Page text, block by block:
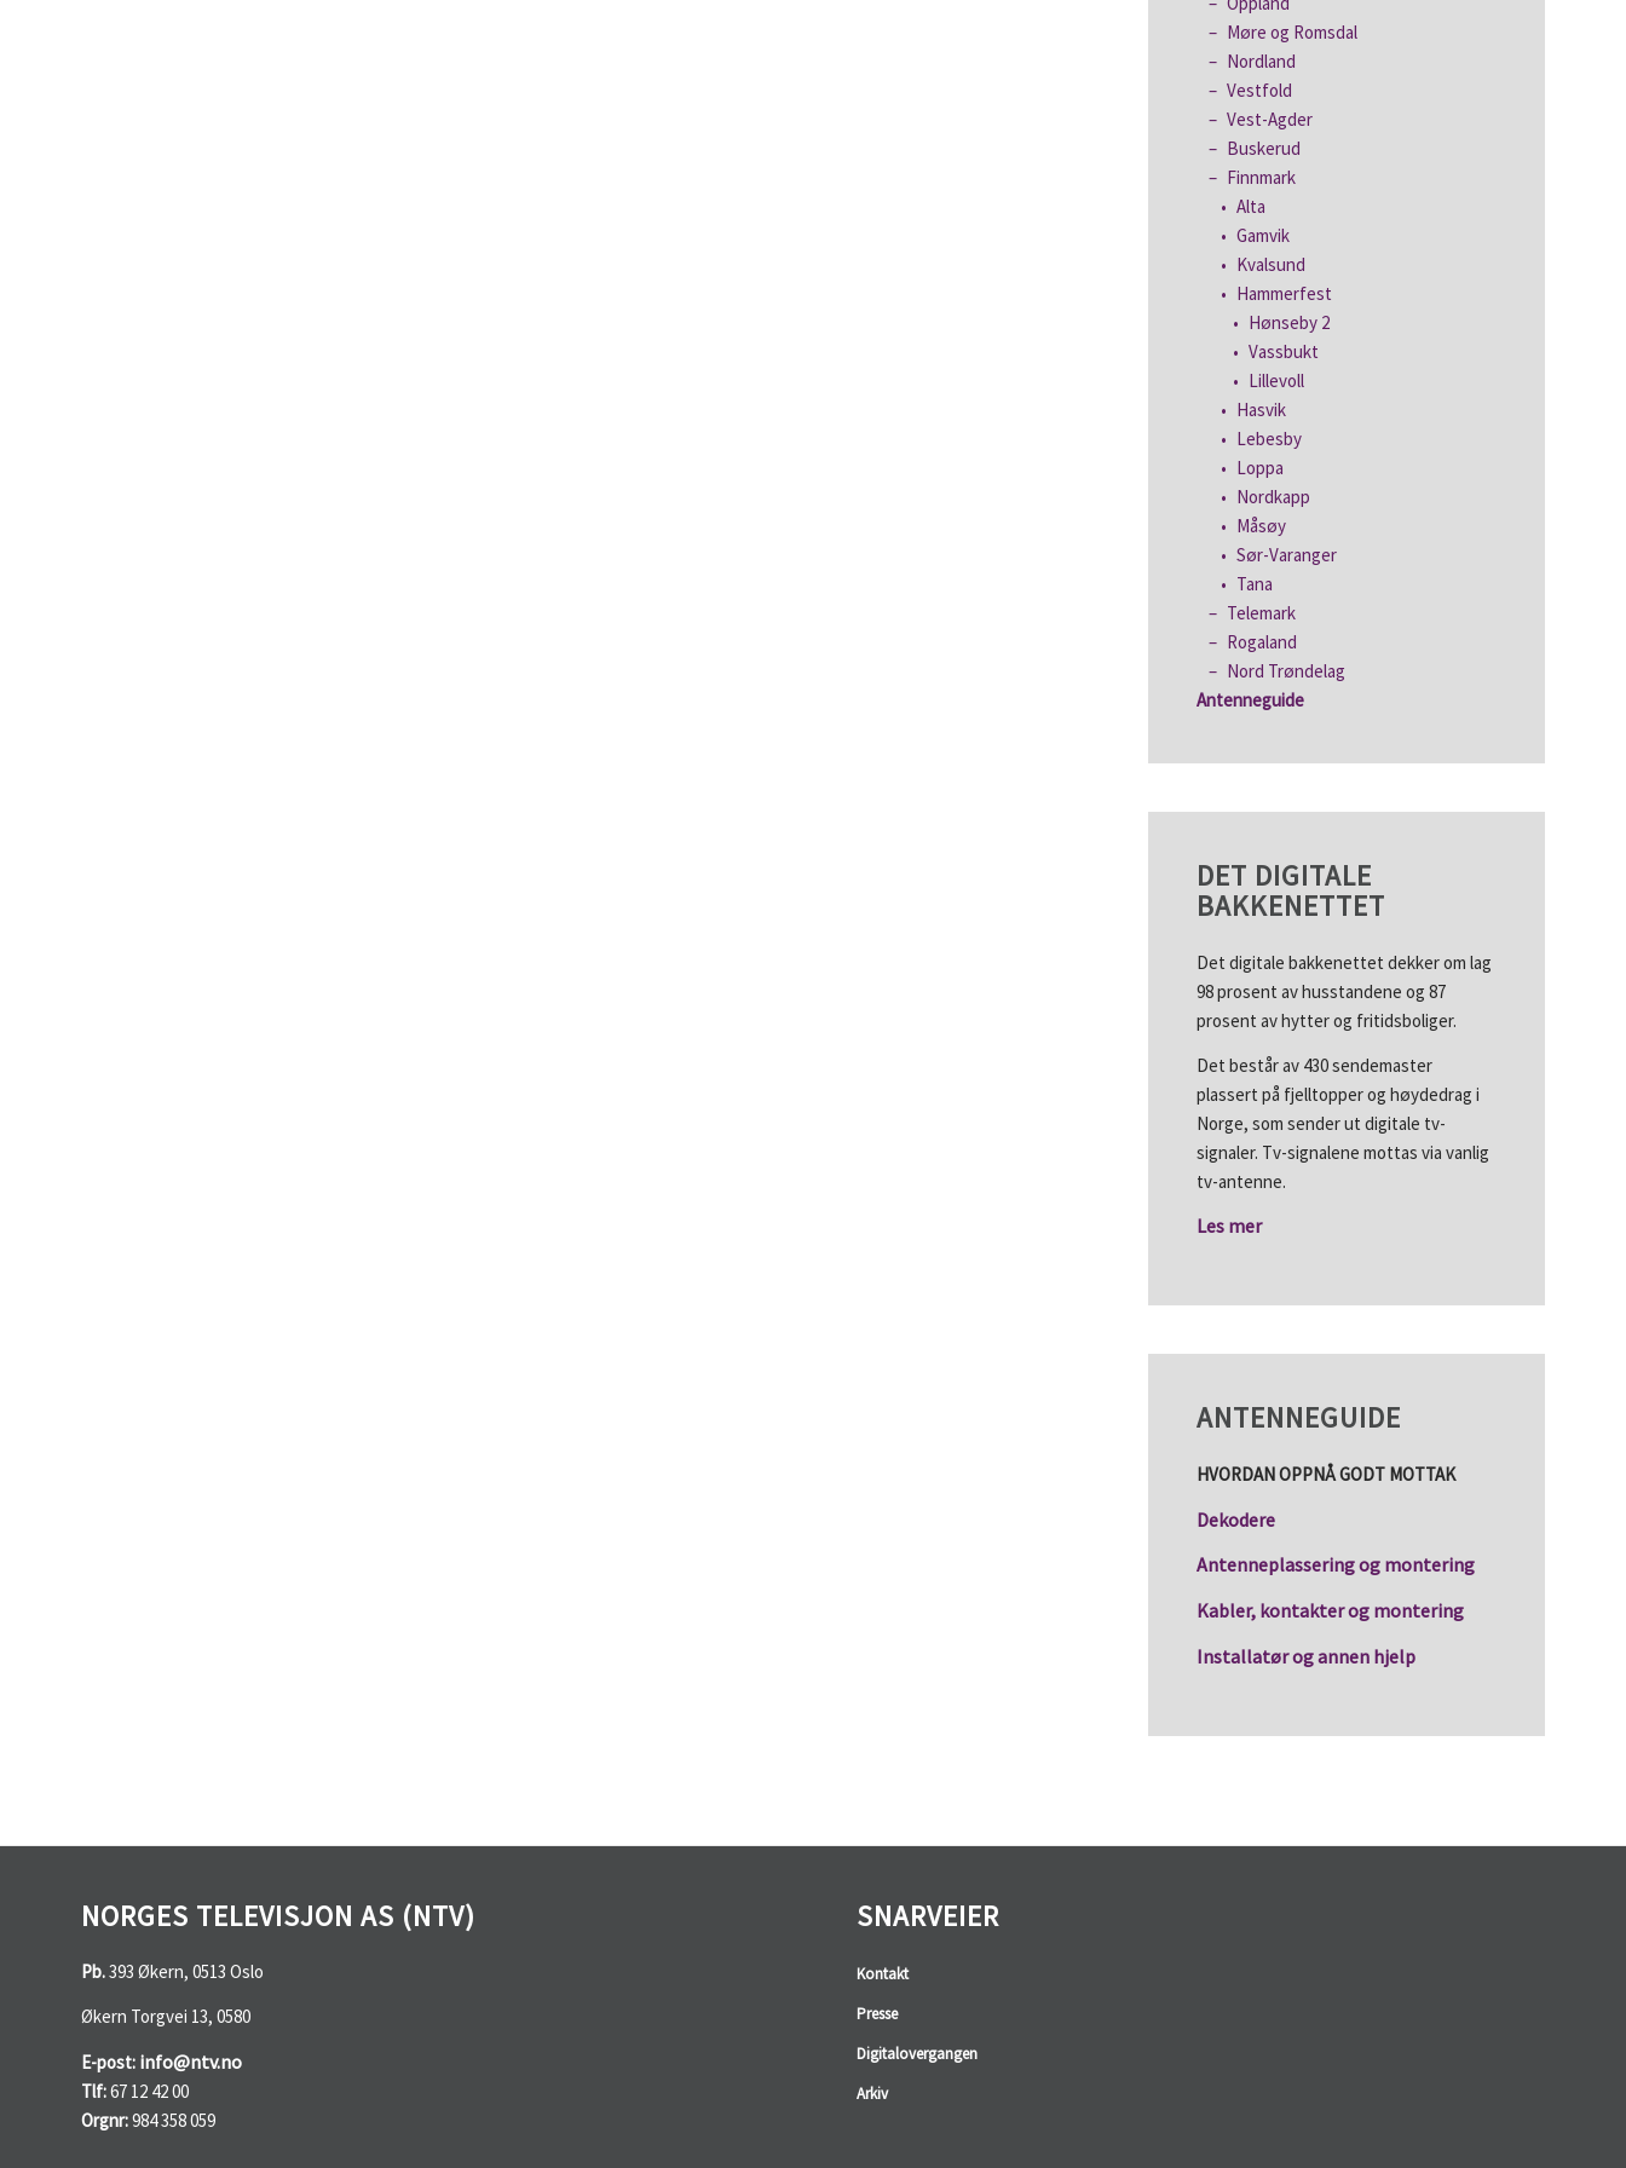
Møre og Romsdal
Nordland
Vestfold
Vest-Agder
Buskerud
Finnmark
Alta
Gamvik
Kvalsund
Hammerfest
Hønseby 2
Vassbukt
Lillevoll
Hasvik
Lebesby
Loppa
Nordkapp
Måsøy
Sør-Varanger
Tana
Telemark
Rogaland
Nord Trøndelag
Antenneguide
DET DIGITALE
BAKKENETTET
Det digitale bakkenettet dekker om lag
98 prosent av husstandene og 87
prosent av hytter og fritidsboliger.
Det består av 430 sendemaster
plassert på fjelltopper og høydedrag i
Norge, som sender ut digitale tv-
signaler. Tv-signalene mottas via vanlig
tv-antenne.
Les mer
ANTENNEGUIDE
HVORDAN OPPNÅ GODT MOTTAK
Dekodere
Antenneplassering og montering
Kabler, kontakter og montering
Installatør og annen hjelp
NORGES TELEVISJON AS (NTV)
Pb.393 Økern, 0513 Oslo
Økern Torgvei 13, 0580
E-post: info@ntv.no
Tlf:67 12 42 00
Orgnr:984 358 059
SNARVEIER
Kontakt
Presse
Digitalovergangen
Arkiv